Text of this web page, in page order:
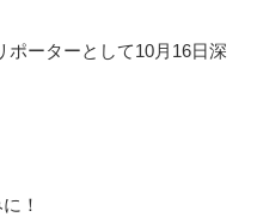
ポーターとして10月16日深
！